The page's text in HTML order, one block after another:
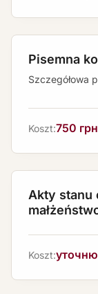
Pisemna
Szczegółowa
Koszt:750 грн
Akty stanu
Koszt: